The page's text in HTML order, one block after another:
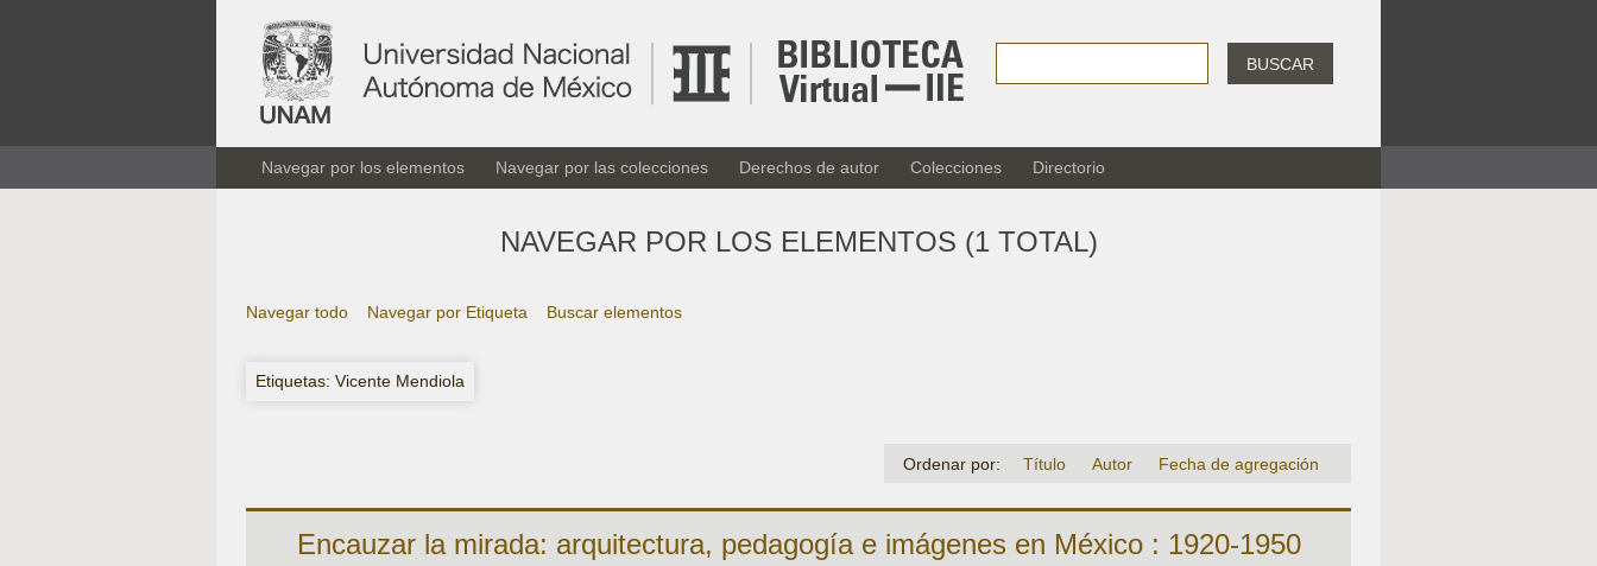
BUSCAR
Navegar por los elementos Navegar por las colecciones Derechos de autor Colecciones Directorio
NAVEGAR POR LOS ELEMENTOS (1 TOTAL)
Navegar todo Navegar por Etiqueta Buscar elementos
Etiquetas: Vicente Mendiola
Ordenar por: Título Autor Fecha de agregación
Encauzar la mirada: arquitectura, pedagogía e imágenes en México : 1920-1950